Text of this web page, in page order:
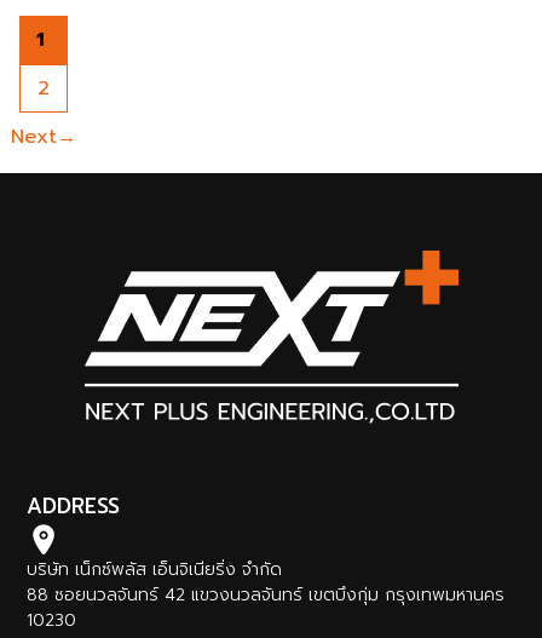
Page
1
Page
2
Next→
ADDRESS
บริษัท เน็กซ์พลัส เอ็นจิเนียริ่ง จำกัด
88 ซอยนวลจันทร์ 42 แขวงนวลจันทร์ เขตบึงกุ่ม กรุงเทพมหานคร
10230